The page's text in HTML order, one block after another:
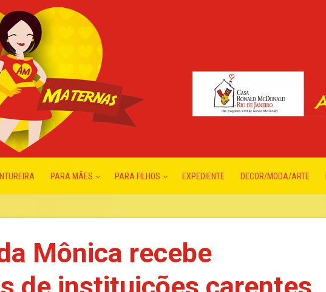
PARA MÃES PARA FILHOS EXPEDIENTE DECOR/MODA/ARTE
Mônica recebe